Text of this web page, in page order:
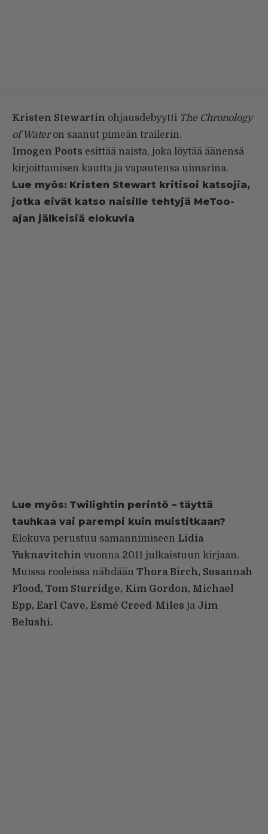
Kristen Stewartin ohjausdebyytti The Chronology
of Wateron saanut pimeän trailerin.
Imogen Poots esittää naista, joka löytää äänensä
kirjoittamisen kautta ja vapautensa uimarina.
Lue myös: Kristen Stewart kritisoi katsojia,
jotka eivät katso naisille tehtyjä MeToo-
ajan jälkeisiä elokuvia
Lue myös: Twilightin perintö – täyttä
tauhkaa vai parempi kuin muistitkaan?
Elokuva perustuu samannimiseen Lidia
Yuknavitchin vuonna 2011 julkaistuun kirjaan.
Muissa rooleissa nähdään Thora Birch, Susannah
Flood, Tom Sturridge, Kim Gordon, Michael
Epp, Earl Cave, Esmé Creed-Miles ja Jim
Belushi.